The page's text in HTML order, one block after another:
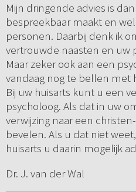
Mijn dringende advies is
bespreekbaar maakt en
personen. Daarbij denk ik
vertrouwde naasten en uw
Maar zeker ook aan een
vandaag nog te bellen met
Bij uw huisarts kunt u een
psycholoog. Als dat in uw
verwijzing naar een
bevelen. Als u dat niet
huisarts u daarin mogelijk
Dr. J. van der Wal